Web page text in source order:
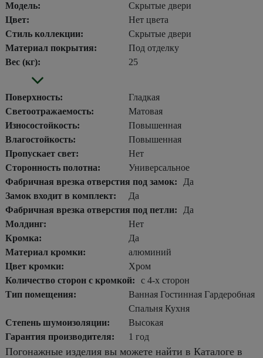
Модель:
Скрытые двери
Цвет:
Нет цвета
Стиль коллекции:
Скрытые двери
Материал покрытия:
Под отделку
Вес (кг):
25
Поверхность:
Гладкая
Светоотражаемость:
Матовая
Износостойкость:
Повышенная
Влагостойкость:
Повышенная
Пропускает свет:
Нет
Сторонность полотна:
Универсальное
Фабричная врезка отверстия под замок:
Да
Замок входит в комплект:
Да
Фабричная врезка отверстия под петли:
Да
Молдинг:
Нет
Кромка:
Да
Материал кромки:
алюминий
Цвет кромки:
Хром
Количество сторон с кромкой:
с 4-х сторон
Тип помещения:
Ванная Гостинная Гардеробная
Спальня Кухня
Степень шумоизоляции:
Высокая
Гарантия производителя:
1 год
Погонажные изделия вы можете найти в Каталоге в